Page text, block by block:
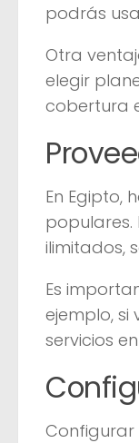
podrás
Otra
elegir
cobertura
En Egipto,
ilimitados,
Es
ejemplo,
servicios
Configurar